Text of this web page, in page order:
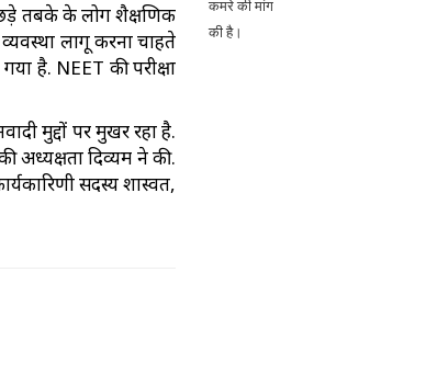
तबके के लोग शैक्षणिक
लागू करना चाहते
है. NEET की परीक्षा
मुद्दों पर मुखर रहा है.
अध्यक्षता दिव्यम ने की.
सदस्य शास्वत,